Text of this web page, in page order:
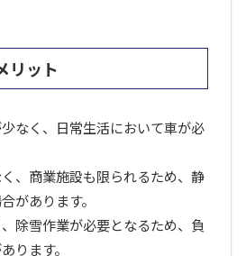
リット
なく、日常生活において車が必
、商業施設も限られるため、静
があります。
除雪作業が必要となるため、負
ります。